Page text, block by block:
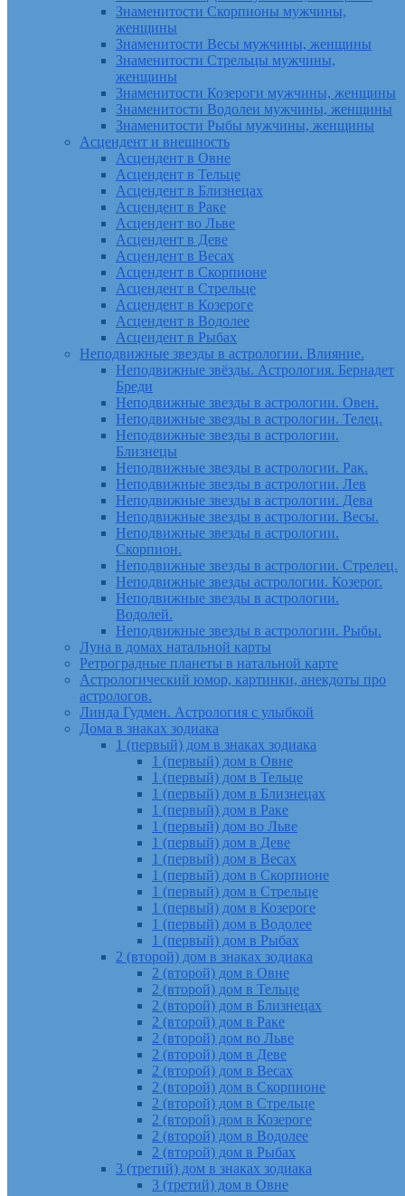
Знаменитости Скорпионы мужчины,
женщины
Знаменитости Весы мужчины, женщины
Знаменитости Стрельцы мужчины,
женщины
Знаменитости Козероги мужчины, женщины
Знаменитости Водолеи мужчины, женщины
Знаменитости Рыбы мужчины, женщины
Асцендент и внешность
Асцендент в Овне
Асцендент в Тельце
Асцендент в Близнецах
Асцендент в Раке
Асцендент во Льве
Асцендент в Деве
Асцендент в Весах
Асцендент в Скорпионе
Асцендент в Стрельце
Асцендент в Козероге
Асцендент в Водолее
Асцендент в Рыбах
Неподвижные звезды в астрологии. Влияние.
Неподвижные звёзды. Астрология. Бернадет
Бреди
Неподвижные звезды в астрологии. Овен.
Неподвижные звезды в астрологии. Телец.
Неподвижные звезды в астрологии.
Близнецы
Неподвижные звезды в астрологии. Рак.
Неподвижные звезды в астрологии. Лев
Неподвижные звезды в астрологии. Дева
Неподвижные звезды в астрологии. Весы.
Неподвижные звезды в астрологии.
Скорпион.
Неподвижные звезды в астрологии. Стрелец.
Неподвижные звезды астрологии. Козерог.
Неподвижные звезды в астрологии.
Водолей.
Неподвижные звезды в астрологии. Рыбы.
Луна в домах натальной карты
Ретроградные планеты в натальной карте
Астрологический юмор, картинки, анекдоты про
астрологов.
Линда Гудмен. Астрология с улыбкой
Дома в знаках зодиака
1 (первый) дом в знаках зодиака
1 (первый) дом в Овне
1 (первый) дом в Тельце
1 (первый) дом в Близнецах
1 (первый) дом в Раке
1 (первый) дом во Льве
1 (первый) дом в Деве
1 (первый) дом в Весах
1 (первый) дом в Скорпионе
1 (первый) дом в Стрельце
1 (первый) дом в Козероге
1 (первый) дом в Водолее
1 (первый) дом в Рыбах
2 (второй) дом в знаках зодиака
2 (второй) дом в Овне
2 (второй) дом в Тельце
2 (второй) дом в Близнецах
2 (второй) дом в Раке
2 (второй) дом во Льве
2 (второй) дом в Деве
2 (второй) дом в Весах
2 (второй) дом в Скорпионе
2 (второй) дом в Стрельце
2 (второй) дом в Козероге
2 (второй) дом в Водолее
2 (второй) дом в Рыбах
3 (третий) дом в знаках зодиака
3 (третий) дом в Овне